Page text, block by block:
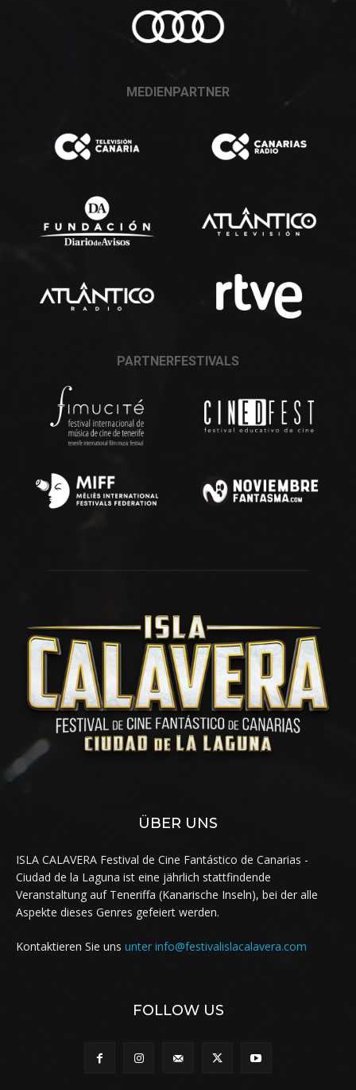
MEDIENPARTNER
PARTNERFESTIVALS
ÜBER UNS
ISLA CALAVERA Festival de Cine Fantástico de Canarias -
Ciudad de la Laguna ist eine jährlich stattfindende
Veranstaltung auf Teneriffa (Kanarische Inseln), bei der alle
Aspekte dieses Genres gefeiert werden.
Kontaktieren Sie uns unter info@festivalislacalavera.com
FOLLOW US